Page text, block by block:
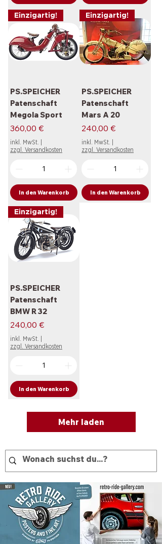
Einzigartig!
PS.SPEICHER
Patenschaft
Megola Sport
Preis
360,00 €
inkl. MwSt. |
zzgl. Versandkosten
In den Warenkorb
Einzigartig!
PS.SPEICHER
Patenschaft
Mars A 20
Preis
240,00 €
inkl. MwSt. |
zzgl. Versandkosten
In den Warenkorb
Einzigartig!
PS.SPEICHER
Patenschaft
BMW R 32
Preis
240,00 €
inkl. MwSt. |
zzgl. Versandkosten
In den Warenkorb
Mehr laden